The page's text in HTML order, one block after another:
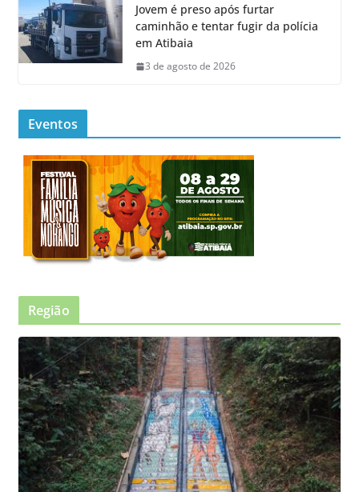
Jovem é preso após furtar
caminhão e tentar fugir da polícia
em Atibaia
3 de agosto de 2026
Eventos
Região